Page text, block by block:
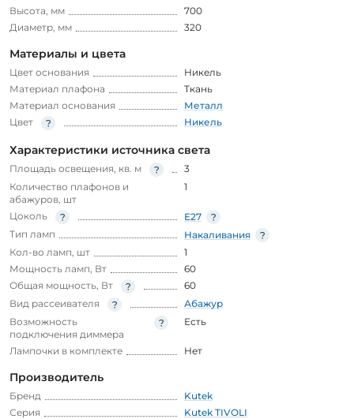
Высота, мм
700
Диаметр, мм
320
Материалы и цвета
Цвет основания
Никель
Материал плафона
Ткань
Материал основания
Металл
Цвет
Никель
Характеристики источника света
Площадь освещения, кв. м
3
Количество плафонов и
абажуров, шт
1
Цоколь
E27
Тип ламп
Накаливания
Кол-во ламп, шт
1
Мощность ламп, Вт
60
Общая мощность, Вт
60
Вид рассеивателя
Абажур
Возможность
подключения диммера
Есть
Лампочки в комплекте Нет
Производитель
Бренд
Kutek
Серия
Kutek TIVOLI